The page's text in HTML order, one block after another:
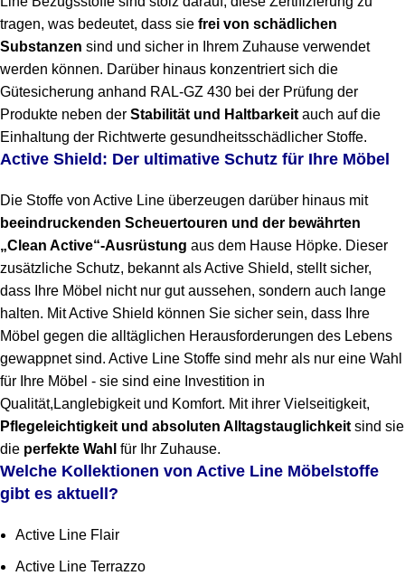
tragen, was bedeutet, dass sie frei von schädlichen
Substanzen sind und sicher in Ihrem Zuhause verwendet
werden können. Darüber hinaus konzentriert sich die
Gütesicherung anhand RAL-GZ 430 bei der Prüfung der
Produkte neben der Stabilität und Haltbarkeit auch auf die
Einhaltung der Richtwerte gesundheitsschädlicher Stoffe.
Active Shield: Der ultimative Schutz für Ihre Möbel
Die Stoffe von Active Line überzeugen darüber hinaus mit
beeindruckenden Scheuertouren und der bewährten
„Clean Active“-Ausrüstung aus dem Hause Höpke. Dieser
zusätzliche Schutz, bekannt als Active Shield, stellt sicher,
dass Ihre Möbel nicht nur gut aussehen, sondern auch lange
halten. Mit Active Shield können Sie sicher sein, dass Ihre
Möbel gegen die alltäglichen Herausforderungen des Lebens
gewappnet sind. Active Line Stoffe sind mehr als nur eine Wahl
für Ihre Möbel - sie sind eine Investition in
Qualität,Langlebigkeit und Komfort. Mit ihrer Vielseitigkeit,
Pflegeleichtigkeit und absoluten Alltagstauglichkeit sind sie
die perfekte Wahl für Ihr Zuhause.
Welche Kollektionen von Active Line Möbelstoffe
gibt es aktuell?
Active Line Flair
Active Line Terrazzo